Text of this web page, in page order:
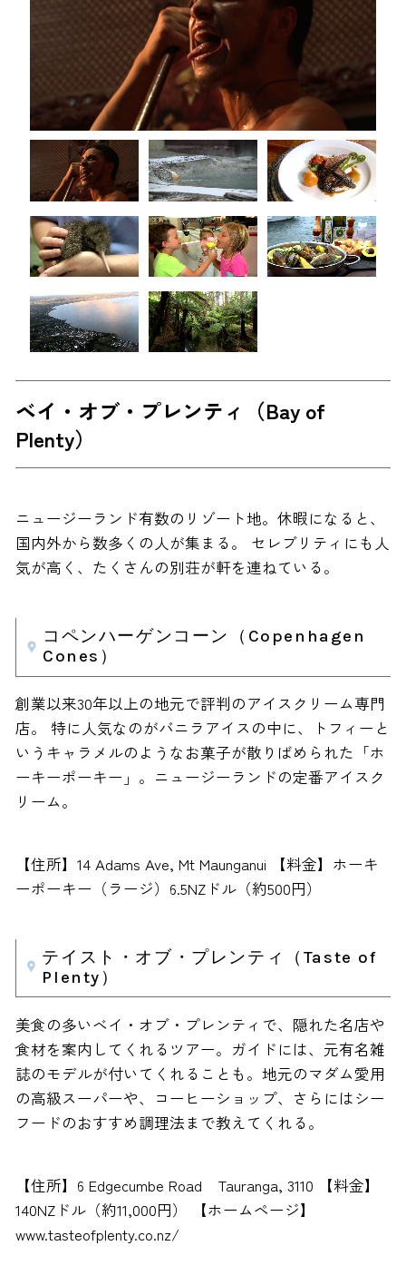
ベイ・オブ・プレンティ（Bay of
Plenty）
ニュージーランド有数のリゾート地。休暇になると、
国内外から数多くの人が集まる。 セレブリティにも人
気が高く、たくさんの別荘が軒を連ねている。
コペンハーゲンコーン（Copenhagen
Cones）
創業以来30年以上の地元で評判のアイスクリーム専門
店。 特に人気なのがバニラアイスの中に、トフィーと
いうキャラメルのようなお菓子が散りばめられた「ホ
ーキーポーキー」。ニュージーランドの定番アイスク
リーム。
【住所】14 Adams Ave, Mt Maunganui 【料金】ホーキ
ーポーキー（ラージ）6.5NZドル（約500円）
テイスト・オブ・プレンティ（Taste of
Plenty）
美食の多いベイ・オブ・プレンティで、隠れた名店や
食材を案内してくれるツアー。ガイドには、元有名雑
誌のモデルが付いてくれることも。地元のマダム愛用
の高級スーパーや、コーヒーショップ、さらにはシー
フードのおすすめ調理法まで教えてくれる。
【住所】6 Edgecumbe Road Tauranga, 3110 【料金】
140NZドル（約11,000円） 【ホームページ】
www.tasteofplenty.co.nz/